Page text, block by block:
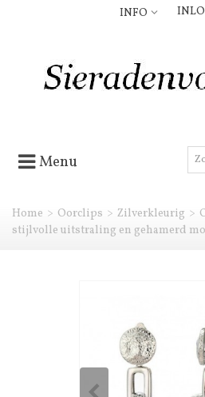
INFO
Menu
Home > Oorclips > Zilverkleurig >
stijlvolle uitstraling en gehamerd